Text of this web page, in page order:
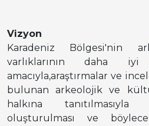
Vizyon
Karadeniz Bölgesi'nin
varlıklarının daha iyi
amacıyla,araştırmalar ve
bulunan arkeolojik ve
halkına
oluşturulması ve